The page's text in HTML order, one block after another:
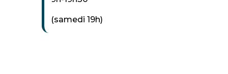
(samedi 19h)